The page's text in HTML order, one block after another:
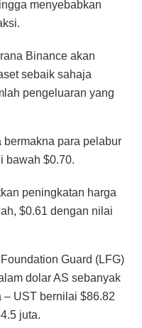
menyebabkan
Binance akan
sebaik sahaja
pengeluaran yang
para pelabur
bawah $0.70.
peningkatan harga
$0.61 dengan nilai
Guard (LFG)
dolar AS sebanyak
– UST bernilai $86.82
juta.